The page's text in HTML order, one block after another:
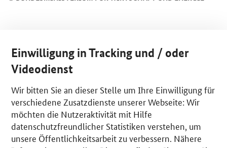
Einwilligung in Tracking und / oder
Videodienst
Wir bitten Sie an dieser Stelle um Ihre Einwilligung für
verschiedene Zusatzdienste unserer Webseite: Wir
möchten die Nutzeraktivität mit Hilfe
datenschutzfreundlicher Statistiken verstehen, um
unsere Öffentlichkeitsarbeit zu verbessern. Nähere